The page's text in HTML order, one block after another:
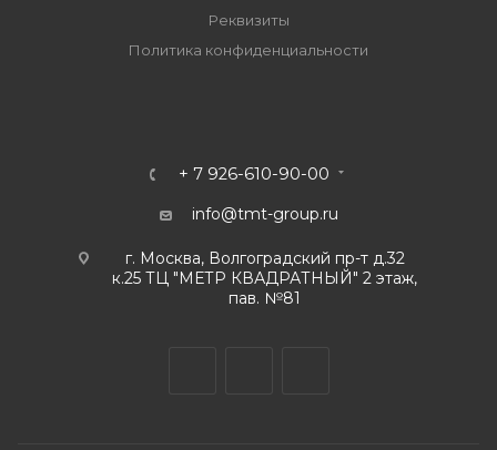
Реквизиты
Политика конфиденциальности
+ 7 926-610-90-00
info@tmt-group.ru
г. Москва, Волгоградский пр-т д.32
к.25 ТЦ "МЕТР КВАДРАТНЫЙ" 2 этаж,
пав. №81